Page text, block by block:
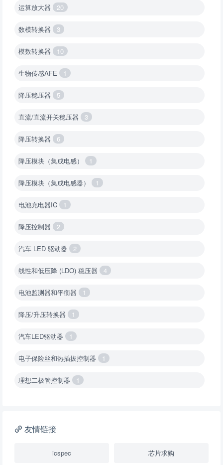
运算放大器 20
数模转换器 3
模数转换器 10
生物传感AFE 1
降压稳压器 5
直流/直流开关稳压器 3
降压转换器 6
降压模块（集成电感） 1
降压模块（集成电感器） 1
电池充电器IC 1
降压控制器 2
汽车 LED 驱动器 2
线性和低压降 (LDO) 稳压器 4
电池监测器和平衡器 1
降压/升压转换器 1
汽车LED驱动器 1
电子保险丝和热插拔控制器 1
理想二极管控制器 1
降压转换器（继承开关）
友情链接
icspec 芯片求购